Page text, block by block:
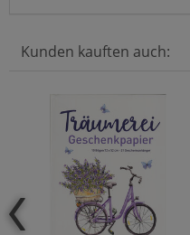
Kunden kauften auch: